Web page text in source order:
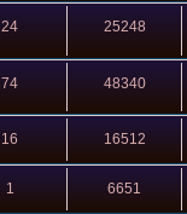
24 25248
74 48340
16 16512
1 6651